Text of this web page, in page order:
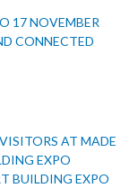
17 NOVEMBER
CONNECTED
AT MADE
EXPO
BUILDING EXPO